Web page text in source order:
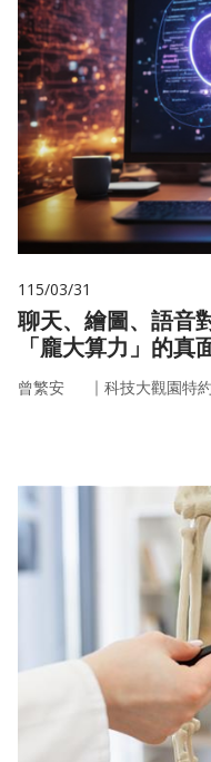
115/03/31
聊天、繪圖、語音
「龐大算力」的真
曾繁安 ｜ 科技大觀園特